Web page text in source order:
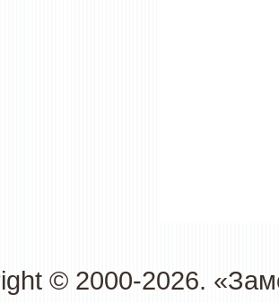
© 2000-2026.